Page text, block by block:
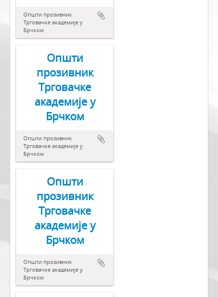
Општи прозивник
Трговачке академије у
Брчком
Општи
прозивник
Трговачке
академије у
Брчком
Општи прозивник
Трговачке академије у
Брчком
Општи
прозивник
Трговачке
академије у
Брчком
Општи прозивник
Трговачке академије у
Брчком